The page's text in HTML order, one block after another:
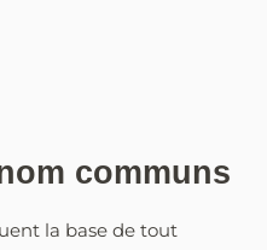
communs
la base de tout